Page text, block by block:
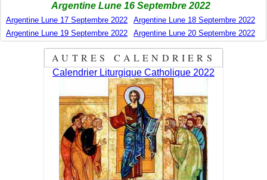
Argentine Lune 16 Septembre 2022
Argentine Lune 17 Septembre 2022
Argentine Lune 18 Septembre 2022
Argentine Lune 19 Septembre 2022
Argentine Lune 20 Septembre 2022
AUTRES CALENDRIERS
Calendrier Liturgique Catholique 2022